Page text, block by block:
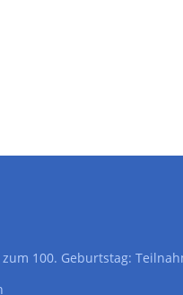
zum 100. Geburtstag: